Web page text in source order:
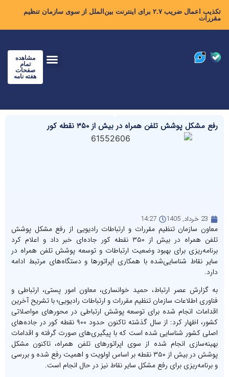
تکذیب اعمال ضریب ۲.۷ برای اینترنت بین‌الملل از سوی سازمان تنظیم
مقررات
مشاهده
تمام
صفحات
هفته نامه
رفع مشکل پوشش تلفن همراه در بیش از ۳۵۰ نقطه کور
23 خرداد, 1405 14:27
معاون سازمان تنظیم مقررات و ارتباطات رادیویی از رفع مشکل پوشش
تلفن همراه در بیش از ۳۵۰ نقطه کور جاده‌ای خبر داد و اعلام کرد
برنامه‌ریزی برای بهبود وضعیت ارتباطات و توسعه پوشش تلفن همراه در
سایر نقاط شناسایی‌شده با همکاری اپراتورها و دستگاه‌های مرتبط ادامه
دارد.
به گزارش عصر ارتباط، حمید خوانساری، معاون امور پستی، ارتباطی و
فناوری اطلاعات سازمان تنظیم مقررات و ارتباطات رادیویی؛ با تشریح آخرین
اقدامات انجام شده برای توسعه پوشش ارتباطی در محورهای مواصلاتی
کشور، اظهار کرد: از سال گذشته تاکنون حدود ۹۰۰ نقطه کور در جاده‌های
اصلی کشور شناسایی شده است که با پیگیری‌های صورت گرفته و اقدامات
بهینه‌سازی انجام شده از سوی اپراتورهای تلفن همراه، تاکنون مشکل
پوشش در بیش از ۳۵۰ نقطه بر اساس اولویت و اهمیت رفع شده و بررسی
و برنامه‌ریزی برای رفع مشکل سایر نقاط نیز در حال انجام است.